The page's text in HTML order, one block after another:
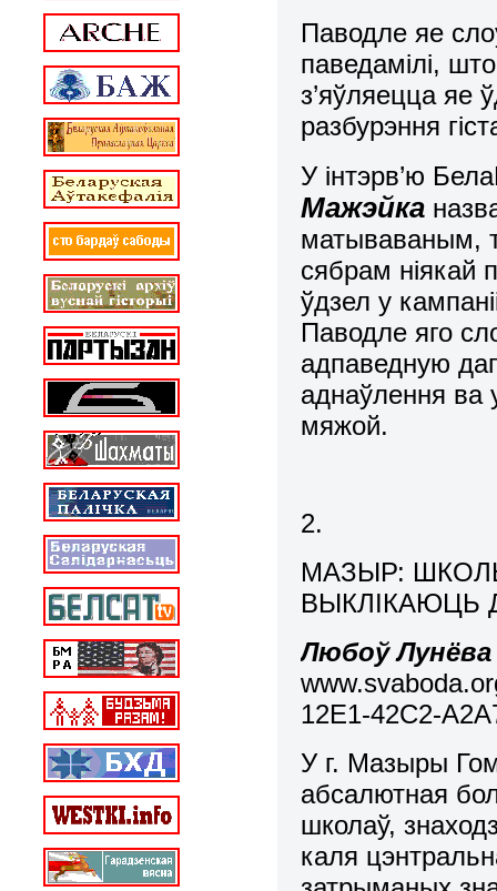
Паводле яе
паведамілі,
з’яўляецца яе
разбурэння
У інтэрв’ю
Мажэйка
матываваным,
сябрам ніякай
ўдзел у
Паводле яго
адпаведную
аднаўлення ва
мяжой.
2.
МАЗЫР:
ВЫКЛІКАЮЦЬ
Любоў Лунёва
12E1-42C2-
У г. Мазыры
абсалютная
школаў,
каля